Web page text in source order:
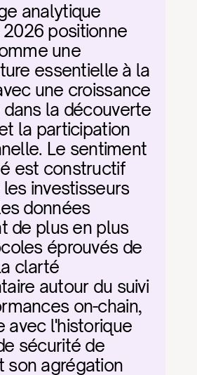
analytique
positionne
une
essentielle à la
une croissance
dans la découverte
la participation
Le sentiment
est constructif
investisseurs
données
de plus en plus
éprouvés de
clarté
autour du suivi
on-chain,
avec l'historique
sécurité de
son agrégation